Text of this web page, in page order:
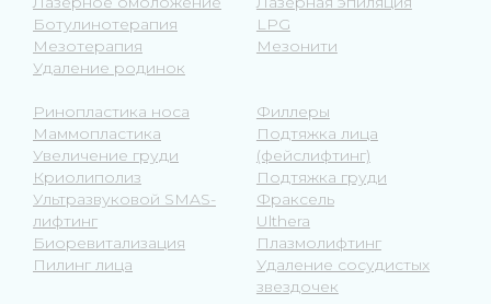
Ботулинотерапия
Мезотерапия
Удаление родинок
LPG
Мезонити
Ринопластика носа
Маммопластика
Увеличение груди
Криолиполиз
Ультразвуковой SMAS-
лифтинг
Биоревитализация
Пилинг лица
Филлеры
Подтяжка лица
(фейслифтинг)
Подтяжка груди
Фраксель
Ulthera
Плазмолифтинг
Удаление сосудистых
звездочек